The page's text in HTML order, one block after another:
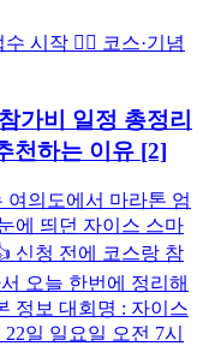
가비 일정 총정리
천하는 이유 [2]
여의도에서 마라톤 엄
에 띄던 자이스 스마
신청 전에 코스랑 참
오늘 한번에 정리해
정보 대회명 : 자이스
일 일요일 오전 7시